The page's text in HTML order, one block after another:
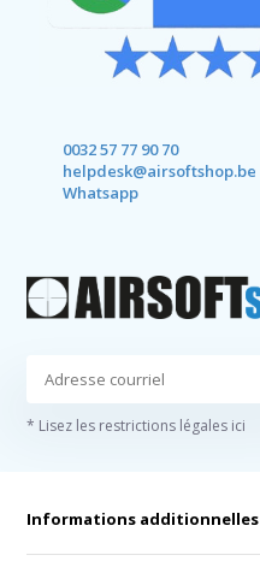
0032 57 77 90 70
helpdesk@airsoftshop.be
Whatsapp
* Lisez les restrictions légales ici
Informations additionnelles